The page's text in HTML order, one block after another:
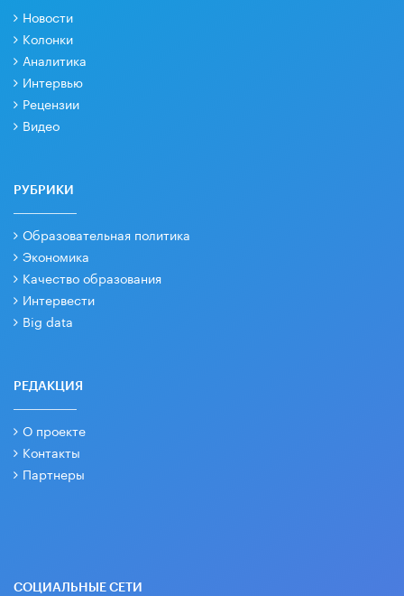
Новости
Колонки
Аналитика
Интервью
Рецензии
Видео
РУБРИКИ
Образовательная политика
Экономика
Качество образования
Интервести
Big data
РЕДАКЦИЯ
О проекте
Контакты
Партнеры
СОЦИАЛЬНЫЕ СЕТИ